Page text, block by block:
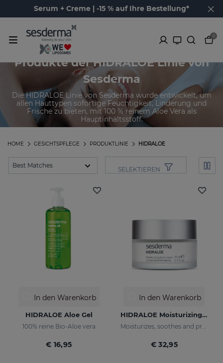
Serum + Creme | -15 % auf Ihre Bestellung*
0
Produkte der HIDRALOE Linie von
Sesderma
Die HIDRALOE Linie von Sesderma wurde entwickelt, um
allen Hauttypen sofortige Feuchtigkeit, Linderung und
Frische zu bieten, mit 100 % reinem Aloe Vera als
Hauptinhaltsstoff.
HIDRALOE
PRODUKTLINIE
GESICHTSPFLEGE
HOME
SELEKTIEREN
In den Warenkorb
HIDRALOE Aloe Gel
100% reine Bio-Aloe vera
€ 16,95
In den Warenkorb
HIDRALOE Moisturizing Facial Cream
Moisturizes, soothes and protects your skin
€ 32,95